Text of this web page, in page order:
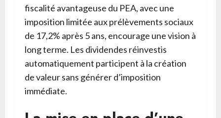
fiscalité avantageuse du PEA, avec une
imposition limitée aux prélèvements sociaux
de 17,2% après 5 ans, encourage une vision à
long terme. Les dividendes réinvestis
automatiquement participent à la création
de valeur sans générer d’imposition
immédiate.